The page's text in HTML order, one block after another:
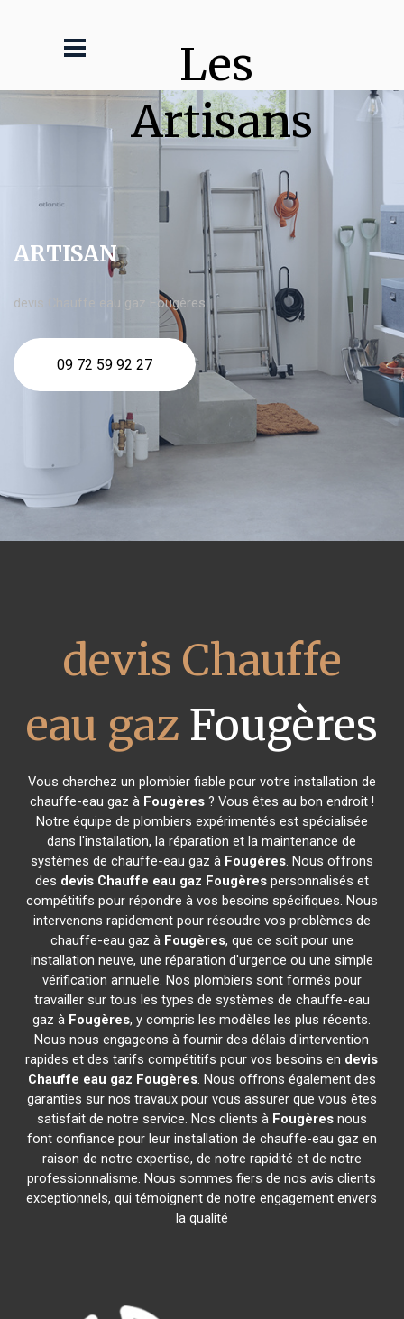
Les
Artisans
ARTISAN
devis Chauffe eau gaz Fougères
09 72 59 92 27
devis Chauffe
eau gaz Fougères
Vous cherchez un plombier fiable pour votre installation de
chauffe-eau gaz à Fougères? Vous êtes au bon endroit !
Notre équipe de plombiers expérimentés est spécialisée
dans l'installation, la réparation et la maintenance de
systèmes de chauffe-eau gaz à Fougères. Nous offrons
des devis Chauffe eau gaz Fougèrespersonnalisés et
compétitifs pour répondre à vos besoins spécifiques. Nous
intervenons rapidement pour résoudre vos problèmes de
chauffe-eau gaz à Fougères, que ce soit pour une
installation neuve, une réparation d'urgence ou une simple
vérification annuelle. Nos plombiers sont formés pour
travailler sur tous les types de systèmes de chauffe-eau
gaz à Fougères, y compris les modèles les plus récents.
Nous nous engageons à fournir des délais d'intervention
rapides et des tarifs compétitifs pour vos besoins en devis
Chauffe eau gaz Fougères. Nous offrons également des
garanties sur nos travaux pour vous assurer que vous êtes
satisfait de notre service. Nos clients à Fougèresnous
font confiance pour leur installation de chauffe-eau gaz en
raison de notre expertise, de notre rapidité et de notre
professionnalisme. Nous sommes fiers de nos avis clients
exceptionnels, qui témoignent de notre engagement envers
la qualité